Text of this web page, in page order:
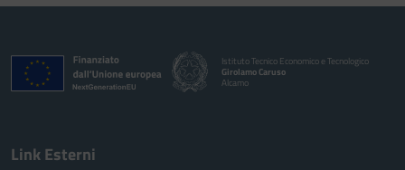
Istituto Tecnico Economico e Tecnologico
Girolamo Caruso
Alcamo
Link Esterni